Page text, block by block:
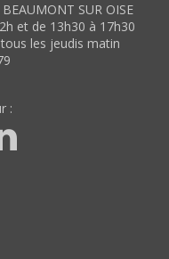
SUR OISE
et de 13h30 à 17h30
les jeudis matin
: